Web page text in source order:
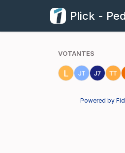
Plick -
VOTANTES
Powered by